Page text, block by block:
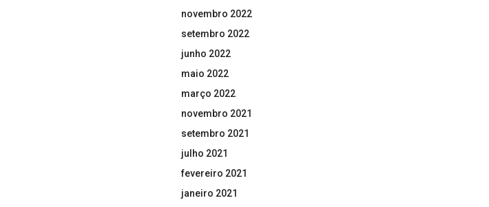
novembro 2022
setembro 2022
junho 2022
maio 2022
março 2022
novembro 2021
setembro 2021
julho 2021
fevereiro 2021
janeiro 2021